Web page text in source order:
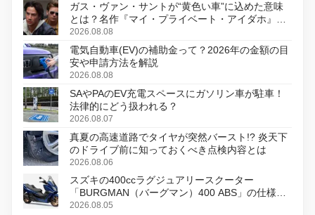
ガス・ヴァン・サントが“黄色い車”に込めた意味
とは？名作『マイ・プライベート・アイダホ』が
初のデジタルリマスター版で復活
2026.08.08
電気自動車(EV)の補助金って？2026年の金額の目
安や申請方法を解説
2026.08.08
SAやPAのEV充電スペースにガソリン車が駐車！
法律的にどう扱われる？
2026.08.07
真夏の高速道路でタイヤが突然バースト!? 炎天下
のドライブ前に知っておくべき点検内容とは
2026.08.06
スズキの400ccラグジュアリースクーター
「BURGMAN（バーグマン）400 ABS」の仕様を
変更し、8月18日に発売
2026.08.05